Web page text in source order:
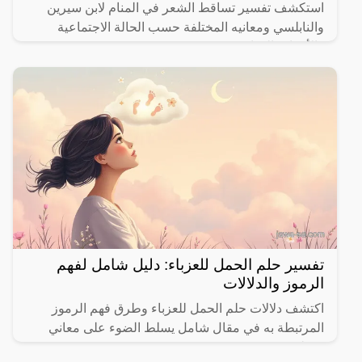
استكشف تفسير تساقط الشعر في المنام لابن سيرين
والنابلسي ومعانيه المختلفة حسب الحالة الاجتماعية
تفسير حلم الحمل للعزباء: دليل شامل لفهم
الرموز والدلالات
اكتشف دلالات حلم الحمل للعزباء وطرق فهم الرموز
المرتبطة به في مقال شامل يسلط الضوء على معاني